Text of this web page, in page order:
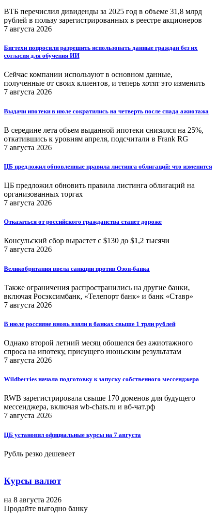
ВТБ перечислил дивиденды за 2025 год в объеме 31,8 млрд
рублей в пользу зарегистрированных в реестре акционеров
7 августа 2026
Бигтехи попросили разрешить использовать данные граждан без их
согласия для обучения ИИ
Сейчас компании используют в основном данные,
полученные от своих клиентов, и теперь хотят это изменить
7 августа 2026
Выдачи ипотеки в июле сократились на четверть после спада ажиотажа
В середине лета объем выданной ипотеки снизился на 25%,
откатившись к уровням апреля, подсчитали в Frank RG
7 августа 2026
ЦБ предложил обновленные правила листинга облигаций: что изменится
ЦБ предложил обновить правила листинга облигаций на
организованных торгах
7 августа 2026
Отказаться от российского гражданства станет дороже
Консульский сбор вырастет с $130 до $1,2 тысячи
7 августа 2026
Великобритания ввела санкции против Озон-банка
Также ограничения распространились на другие банки,
включая Росэксимбанк, «Телепорт банк» и банк «Ставр»
7 августа 2026
В июле россияне вновь взяли в банках свыше 1 трлн рублей
Однако второй летний месяц обошелся без ажиотажного
спроса на ипотеку, присущего июньским результатам
7 августа 2026
Wildberries начала подготовку к запуску собственного мессенджера
RWB зарегистрировала свыше 170 доменов для будущего
мессенджера, включая wb-chats.ru и вб-чат.рф
7 августа 2026
ЦБ установил официальные курсы на 7 августа
Рубль резко дешевеет
Курсы валют
на 8 августа 2026
Продайте выгодно банку